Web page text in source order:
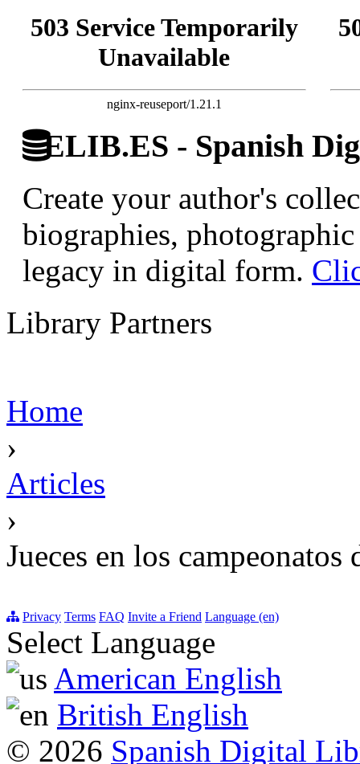
503 Service Temporarily
Unavailable
nginx-reuseport/1.21.1
ELIB.ES - Spanish
Create your author's
biographies,
legacy in digital form.
Library Partners
Home
›
Articles
›
Jueces en los
Privacy Terms FAQ Invite a Friend Language (en)
Select Language
American English
British English
© 2026 Spanish Digital